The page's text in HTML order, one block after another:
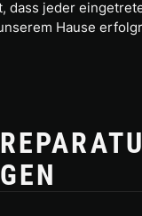
dass jeder
Hause